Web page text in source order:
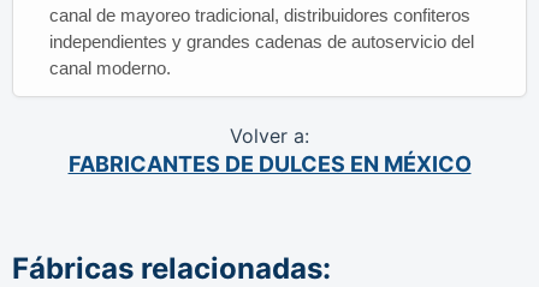
canal de mayoreo tradicional, distribuidores confiteros
independientes y grandes cadenas de autoservicio del
canal moderno.
Volver a:
FABRICANTES DE DULCES EN MÉXICO
Fábricas relacionadas: